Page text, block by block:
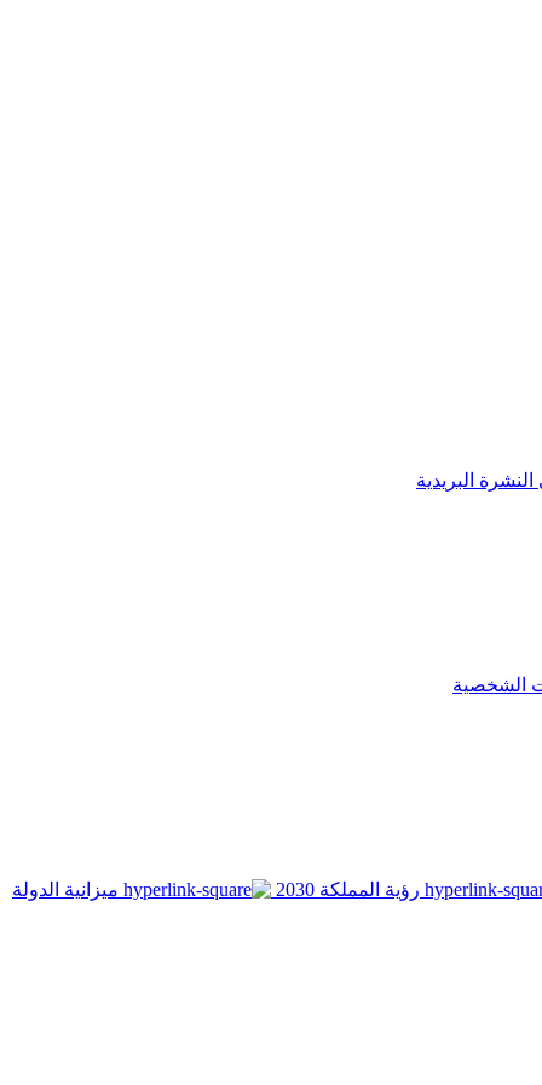
البريدية
الشخصية
رؤية المملكة 2030 ميزانية الدولة